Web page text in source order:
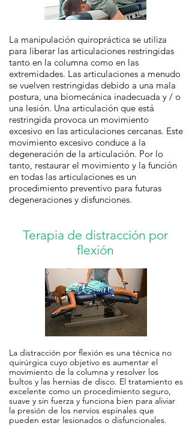
La manipulación quiropráctica se utiliza
para liberar las articulaciones restringidas
tanto en la columna como en las
extremidades. Las articulaciones a menudo
se vuelven restringidas debido a una mala
postura, una biomecánica inadecuada y / o
una lesión. Una articulación que está
restringida provoca un movimiento
excesivo en las articulaciones cercanas. Este
movimiento excesivo conduce a la
degeneración de la articulación. Por lo
tanto, restaurar el movimiento y la función
en todas las articulaciones es un
procedimiento preventivo para futuras
degeneraciones y disfunciones.
Terapia de distracción por
flexión
La distracción por flexión es una técnica no
quirúrgica cuyo objetivo es aumentar el
movimiento de la columna y resolver los
bultos y las hernias de disco. El tratamiento es
excelente como un procedimiento seguro,
suave y sin fuerza y funciona bien para aliviar
la presión de los nervios espinales que
pueden estar lesionados o disfuncionales.